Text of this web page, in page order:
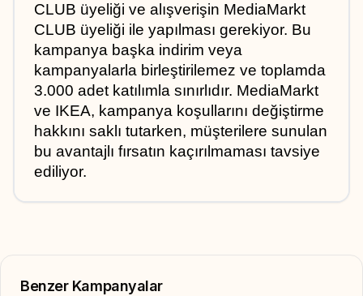
CLUB üyeliği ve alışverişin MediaMarkt
CLUB üyeliği ile yapılması gerekiyor. Bu
kampanya başka indirim veya
kampanyalarla birleştirilemez ve toplamda
3.000 adet katılımla sınırlıdır. MediaMarkt
ve IKEA, kampanya koşullarını değiştirme
hakkını saklı tutarken, müşterilere sunulan
bu avantajlı fırsatın kaçırılmaması tavsiye
ediliyor.
Benzer Kampanyalar